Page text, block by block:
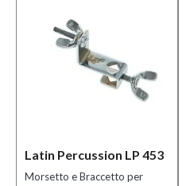
Accessori
Microfoniche
(7)
Altre
Latin Percussion LP 453
Morsetto e Braccetto per